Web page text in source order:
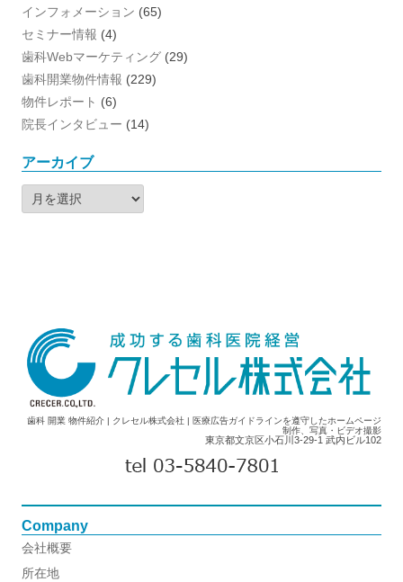
インフォメーション (65)
セミナー情報 (4)
歯科Webマーケティング (29)
歯科開業物件情報 (229)
物件レポート (6)
院長インタビュー (14)
アーカイブ
ア
ー
カ
歯科 開業 物件紹介 | クレセル株式会社 | 医療広告ガイドラインを遵守したホームページ
制作、写真・ビデオ撮影
東京都文京区小石川3-29-1 武内ビル102
Company
会社概要
所在地